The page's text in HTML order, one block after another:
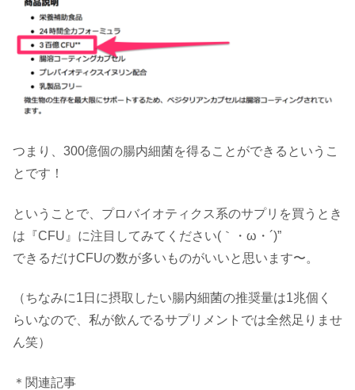
つまり、300億個の腸内細菌を得ることができるというこ
とです！
ということで、プロバイオティクス系のサプリを買うとき
は『CFU』に注目してみてください(｀・ω・´)”
できるだけCFUの数が多いものがいいと思います〜。
（ちなみに1日に摂取したい腸内細菌の推奨量は1兆個く
らいなので、私が飲んでるサプリメントでは全然足りませ
ん笑）
＊関連記事